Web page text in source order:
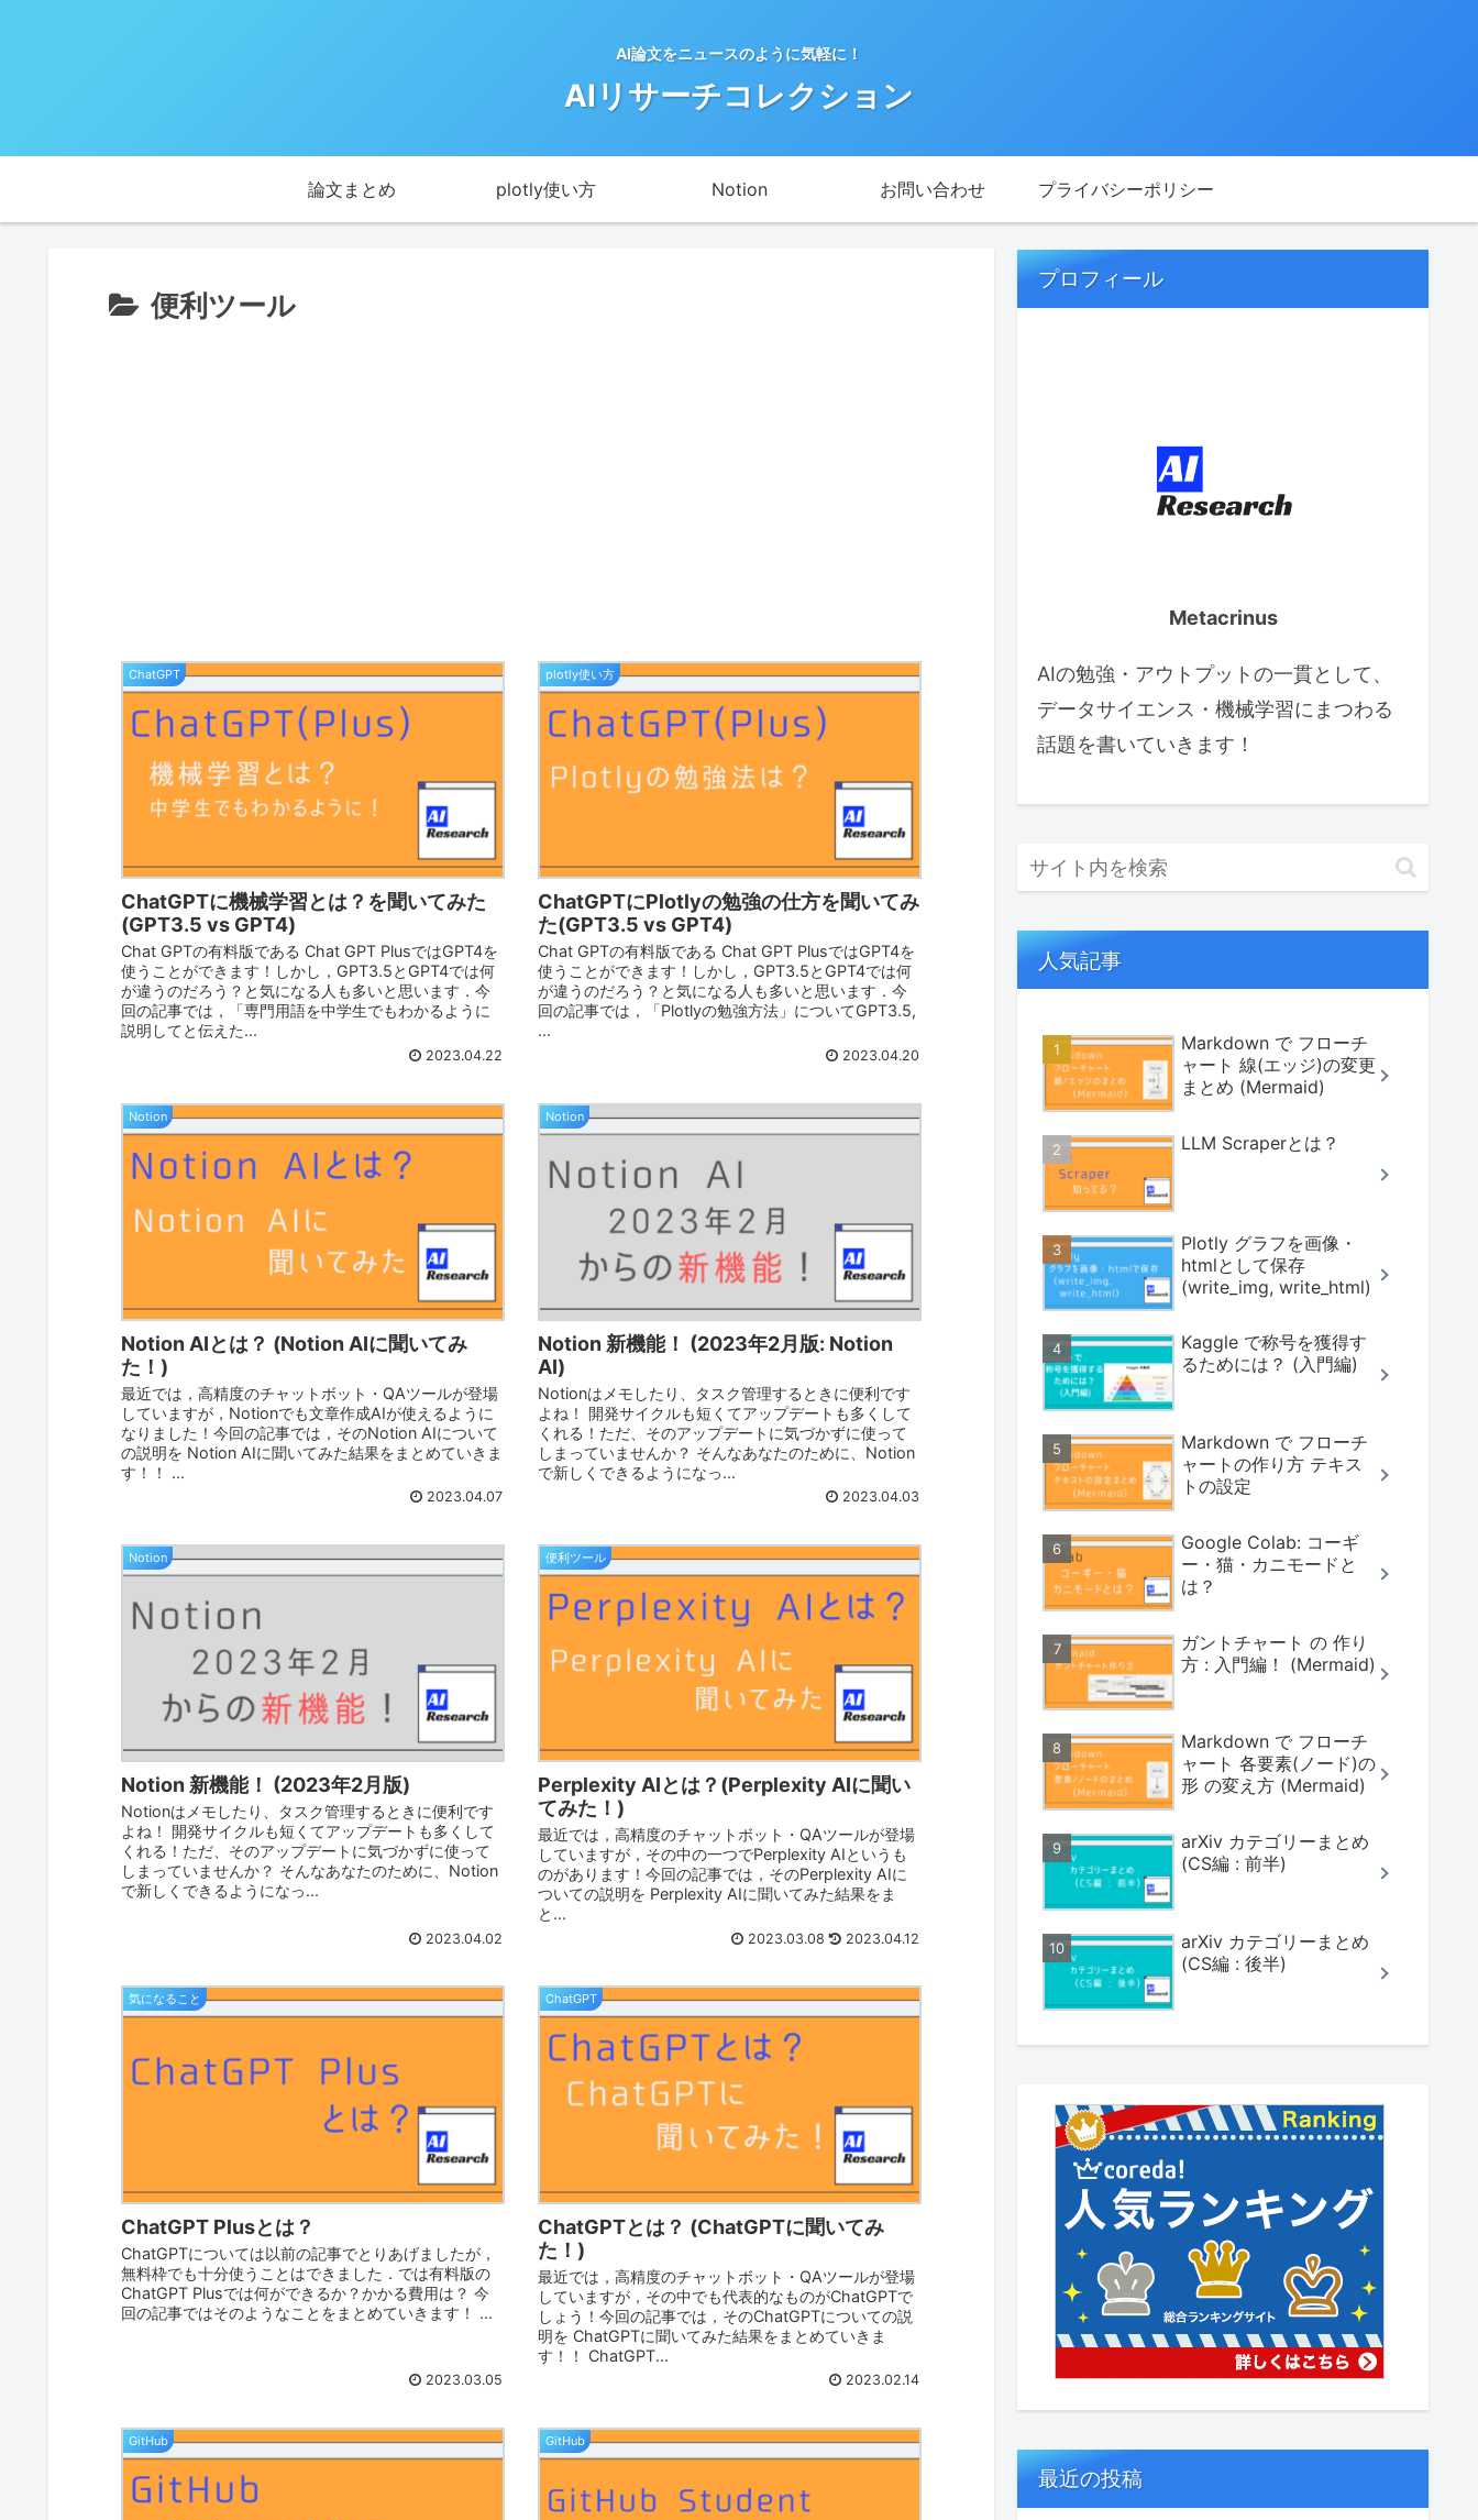
AI論文をニュースのように気軽に！
AIリサーチコレクション
論文まとめ plotly使い方 Notion お問い合わせ プライバシーポリシー
便利ツール
ChatGPT
ChatGPTに機械学習とは？を聞いてみた
(GPT3.5 vs GPT4)
Chat GPTの有料版である Chat GPT PlusではGPT4を
使うことができます！しかし，GPT3.5とGPT4では何
が違うのだろう？と気になる人も多いと思います．今
回の記事では，「専門用語を中学生でもわかるように
説明してと伝えた...
2023.04.22
plotly使い方
ChatGPTにPlotlyの勉強の仕方を聞いてみ
た(GPT3.5 vs GPT4)
Chat GPTの有料版である Chat GPT PlusではGPT4を
使うことができます！しかし，GPT3.5とGPT4では何
が違うのだろう？と気になる人も多いと思います．今
回の記事では，「Plotlyの勉強方法」についてGPT3.5,
...
2023.04.20
Notion
Notion AIとは？ (Notion AIに聞いてみ
た！)
最近では，高精度のチャットボット・QAツールが登場
していますが，Notionでも文章作成AIが使えるように
なりました！今回の記事では，そのNotion AIについて
の説明を Notion AIに聞いてみた結果をまとめていきま
す！！ ...
2023.04.07
Notion
Notion 新機能！ (2023年2月版: Notion
AI)
Notionはメモしたり、タスク管理するときに便利です
よね！ 開発サイクルも短くてアップデートも多くして
くれる！ただ、そのアップデートに気づかずに使って
しまっていませんか？ そんなあなたのために、Notion
で新しくできるようになっ...
2023.04.03
Notion
Notion 新機能！ (2023年2月版)
Notionはメモしたり、タスク管理するときに便利です
よね！ 開発サイクルも短くてアップデートも多くして
くれる！ただ、そのアップデートに気づかずに使って
しまっていませんか？ そんなあなたのために、Notion
で新しくできるようになっ...
2023.04.02
便利ツール
Perplexity AIとは？(Perplexity AIに聞い
てみた！)
最近では，高精度のチャットボット・QAツールが登場
していますが，その中の一つでPerplexity AIというも
のがあります！今回の記事では，そのPerplexity AIに
ついての説明を Perplexity AIに聞いてみた結果をま
と...
2023.03.08 2023.04.12
気になること
ChatGPT Plusとは？
ChatGPTについては以前の記事でとりあげましたが，
無料枠でも十分使うことはできました．では有料版の
ChatGPT Plusでは何ができるか？かかる費用は？ 今
回の記事ではそのようなことをまとめていきます！ ...
2023.03.05
ChatGPT
ChatGPTとは？ (ChatGPTに聞いてみ
た！)
最近では，高精度のチャットボット・QAツールが登場
していますが，その中でも代表的なものがChatGPTで
しょう！今回の記事では，そのChatGPTについての説
明を ChatGPTに聞いてみた結果をまとめていきま
す！！ ChatGPT...
2023.02.14
GitHub GitHub
プロフィール
Metacrinus
AIの勉強・アウトプットの一貫として、
データサイエンス・機械学習にまつわる
話題を書いていきます！
人気記事
Markdown で フローチ
ャート 線(エッジ)の変更
まとめ (Mermaid)
LLM Scraperとは？
Plotly グラフを画像・
htmlとして保存
(write_img, write_html)
Kaggle で称号を獲得す
るためには？ (入門編)
Markdown で フローチ
ャートの作り方 テキス
トの設定
Google Colab: コーギ
ー・猫・カニモードと
は？
ガントチャート の 作り
方 : 入門編！ (Mermaid)
Markdown で フローチ
ャート 各要素(ノード)の
形 の変え方 (Mermaid)
arXiv カテゴリーまとめ
(CS編 : 前半)
arXiv カテゴリーまとめ
(CS編 : 後半)
最近の投稿